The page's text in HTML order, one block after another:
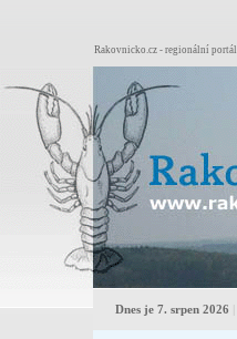
Rakovnicko.cz - regionální
Dnes je 7. srpen 2026